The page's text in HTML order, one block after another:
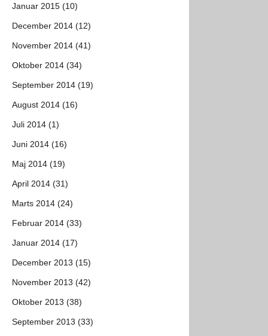
Januar 2015 (10)
December 2014 (12)
November 2014 (41)
Oktober 2014 (34)
September 2014 (19)
August 2014 (16)
Juli 2014 (1)
Juni 2014 (16)
Maj 2014 (19)
April 2014 (31)
Marts 2014 (24)
Februar 2014 (33)
Januar 2014 (17)
December 2013 (15)
November 2013 (42)
Oktober 2013 (38)
September 2013 (33)